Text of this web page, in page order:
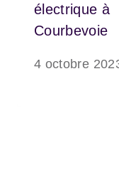
électrique à
Courbevoie
4 octobre